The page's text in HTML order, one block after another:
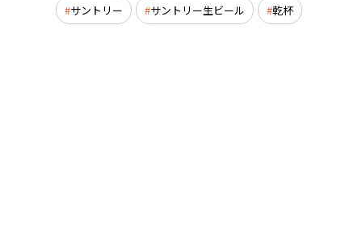
サントリー サントリー生ビール 乾杯